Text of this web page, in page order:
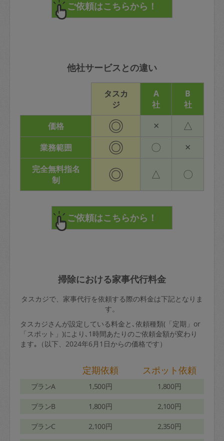
他社サービスとの違い
タスカ
ジ
A
社
B
社
価格
◎ × △
業務範囲 ◎ 〇 ×
完全無料指名
制
◎ △ 〇
掃除における家事代行料金
タスカジで、家事代行を依頼する際の料金は下記となりま
す。
タスカジさんが設定している料金と､依頼種類(「定期」or
「スポット」)により､1時間あたりのご依頼金額が変わり
ます｡（以下、2024年6月1日からの価格です）
定期依頼 スポット依頼
プランA 1,500円 1,800円
プランB 1,800円 2,100円
プランC 2,100円 2,350円